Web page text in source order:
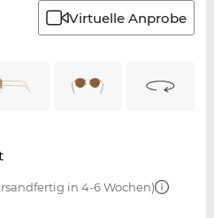
Virtuelle Anprobe
in 4-6 Wochen)